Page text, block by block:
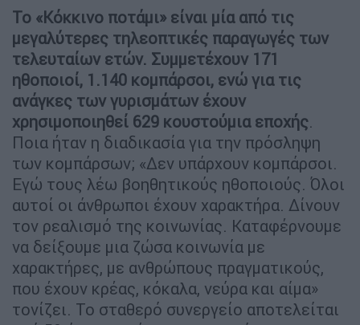
Το «Κόκκινο ποτάμι» είναι μία από τις
μεγαλύτερες τηλεοπτικές παραγωγές των
τελευταίων ετών. Συμμετέχουν 171
ηθοποιοί, 1.140 κομπάρσοι, ενώ για τις
ανάγκες των γυρισμάτων έχουν
χρησιμοποιηθεί 629 κουστούμια εποχής.
Ποια ήταν η διαδικασία για την πρόσληψη
των κομπάρσων; «Δεν υπάρχουν κομπάρσοι.
Εγώ τους λέω βοηθητικούς ηθοποιούς. Όλοι
αυτοί οι άνθρωποι έχουν χαρακτήρα. Δίνουν
τον ρεαλισμό της κοινωνίας. Καταφέρνουμε
να δείξουμε μια ζώσα κοινωνία με
χαρακτήρες, με ανθρώπους πραγματικούς,
που έχουν κρέας, κόκαλα, νεύρα και αίμα»
τονίζει. Το σταθερό συνεργείο αποτελείται